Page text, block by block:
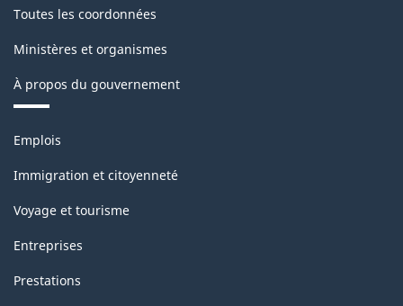
version
1.0
Biens
agricoles
(variante
de
prolongement)
Toutes les coordonnées
Ministères et organismes
À propos du gouvernement
Thèmes
sujets
Emplois
Immigration et citoyenneté
Voyage et tourisme
Entreprises
Prestations